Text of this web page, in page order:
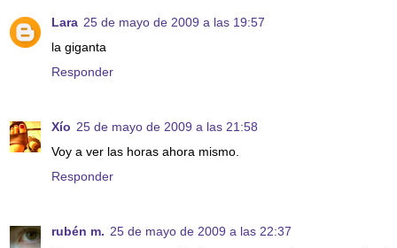
Lara 25 de mayo de 2009 a las 19:57
la giganta
Responder
Xío 25 de mayo de 2009 a las 21:58
Voy a ver las horas ahora mismo.
Responder
rubén m. 25 de mayo de 2009 a las 22:37